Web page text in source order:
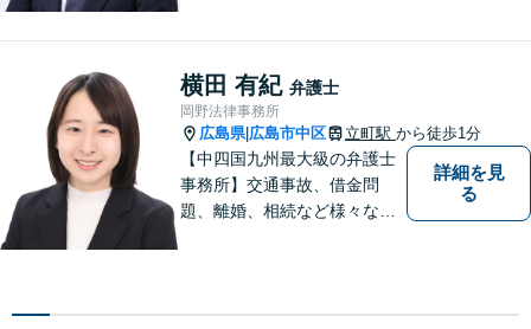
い！
横田 有紀 弁護士
岡野法律事務所
広島県| 広島市中区 立町駅 から徒歩1分
【中四国九州最大級の弁護士
事務所】交通事故、借金問
題、離婚、相続など様々な問
い！
詳細を見
る